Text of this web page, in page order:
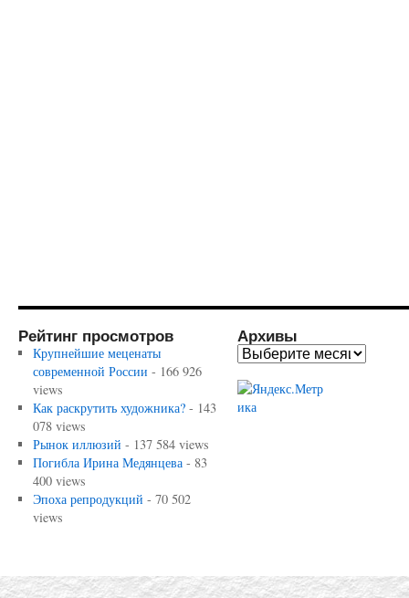
Рейтинг просмотров
Крупнейшие меценаты
современной России - 166 926
views
Как раскрутить художника?- 143
078 views
Рынок иллюзий - 137 584 views
Погибла Ирина Медянцева- 83
400 views
Эпоха репродукций - 70 502
views
Архивы